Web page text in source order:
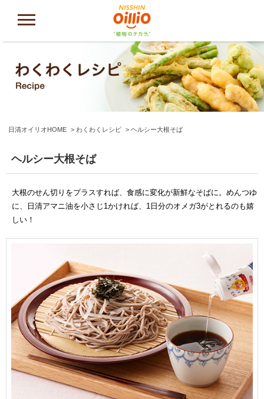
日清オイリオHOME わくわくレシピ ヘルシー大根そば
ヘルシー大根そば
大根のせん切りをプラスすれば、食感に変化が新鮮なそばに。めんつゆ
に、日清アマニ油を小さじ1かければ、1日分のオメガ3がとれるのも嬉
しい！